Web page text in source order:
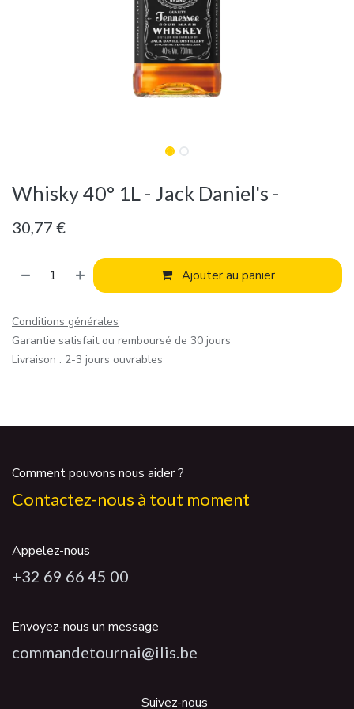
Whisky 40° 1L - Jack Daniel's -
30,77 €
Ajouter au panier
Conditions générales
Garantie satisfait ou remboursé de 30 jours
Livraison : 2-3 jours ouvrables
Comment pouvons nous aider ?
Contactez-nous à tout moment
Appelez-nous
+32 69 66 45 00
Envoyez-nous un message
commandetournai@ilis.be
Suivez-nous